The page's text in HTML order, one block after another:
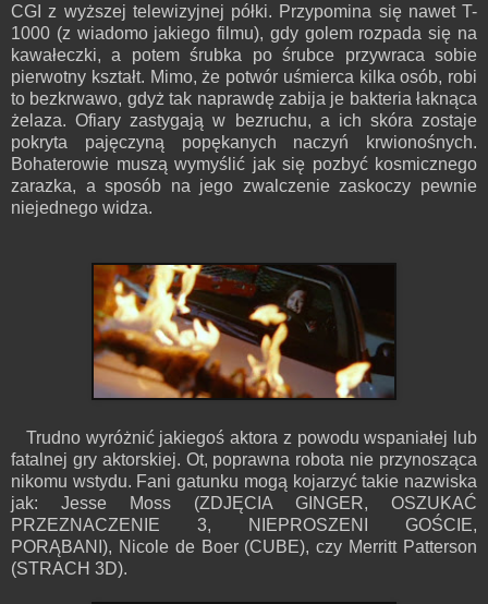
CGI z wyższej telewizyjnej półki. Przypomina się nawet T-
1000 (z wiadomo jakiego filmu), gdy golem rozpada się na
kawałeczki, a potem śrubka po śrubce przywraca sobie
pierwotny kształt. Mimo, że potwór uśmierca kilka osób, robi
to bezkrwawo, gdyż tak naprawdę zabija je bakteria łaknąca
żelaza. Ofiary zastygają w bezruchu, a ich skóra zostaje
pokryta pajęczyną popękanych naczyń krwionośnych.
Bohaterowie muszą wymyślić jak się pozbyć kosmicznego
zarazka, a sposób na jego zwalczenie zaskoczy pewnie
niejednego widza.
Trudno wyróżnić jakiegoś aktora z powodu wspaniałej lub
fatalnej gry aktorskiej. Ot, poprawna robota nie przynosząca
nikomu wstydu. Fani gatunku mogą kojarzyć takie nazwiska
jak: Jesse Moss (ZDJĘCIA GINGER, OSZUKAĆ
PRZEZNACZENIE 3, NIEPROSZENI GOŚCIE,
PORĄBANI), Nicole de Boer (CUBE), czy Merritt Patterson
(STRACH 3D).